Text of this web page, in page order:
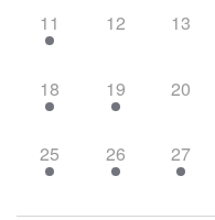
2
events,
11
0
12
0
13
1
event,
18
1
event,
19
0
20
4
events,
25
3
events,
26
3
events,
27